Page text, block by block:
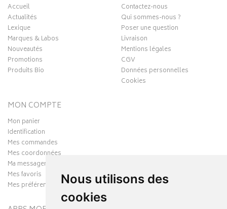
Nous utilisons des
cookies
Accueil
Actualités
Lexique
Marques & Labos
Nouveautés
Promotions
Produits Bio
Contactez-nous
Qui sommes-nous ?
Poser une question
Livraison
Mentions légales
CGV
Données personnelles
Cookies
MON COMPTE
Mon panier
Identification
Mes commandes
Mes coordonnées
Ma messagerie
Mes favoris
Mes préférences Cookies